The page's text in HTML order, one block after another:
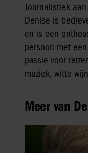
Journalistiek
Denise is
en is een
persoon met
passie voor
muziek, witte
Meer van